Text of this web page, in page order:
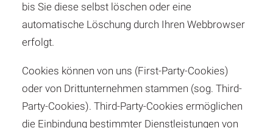
bis Sie diese selbst löschen oder eine
automatische Löschung durch Ihren Webbrowser
erfolgt.
Cookies können von uns (First-Party-Cookies)
oder von Drittunternehmen stammen (sog. Third-
Party-Cookies). Third-Party-Cookies ermöglichen
die Einbindung bestimmter Dienstleistungen von